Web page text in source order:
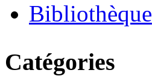
Bibliothèque
Catégories